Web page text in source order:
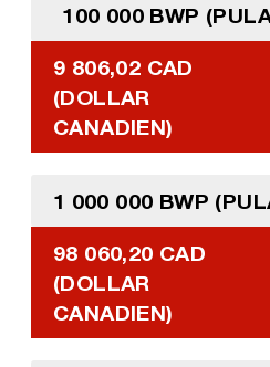
100 000 BWP
9 806,02 CAD
(DOLLAR
CANADIEN)
1 000 000 BWP
98 060,20 CAD
(DOLLAR
CANADIEN)